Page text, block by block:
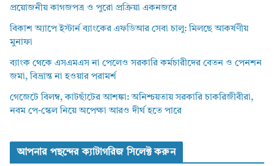
প্রয়োজনীয় কাগজপত্র ও পুরো প্রক্রিয়া একনজরে
বিকাশ অ্যাপে ইস্টার্ন ব্যাংকের এফডিআর সেবা চালু: মিলছে আকর্ষণীয়
মুনাফা
ব্যাংক থেকে এসএমএস না পেলেও সরকারি কর্মচারীদের বেতন ও পেনশন
জমা, বিভ্রান্ত না হওয়ার পরামর্শ
গেজেটে বিলম্ব, কাটছাঁটের আশঙ্কা: অনিশ্চয়তায় সরকারি চাকরিজীবীরা,
নবম পে-স্কেল নিয়ে অপেক্ষা আরও দীর্ঘ হতে পারে
আপনার পছন্দের ক্যাটাগরিজ সিলেক্ট করুন